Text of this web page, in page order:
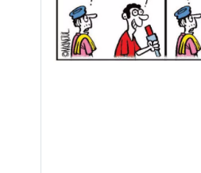
યુવતીના આરોપો